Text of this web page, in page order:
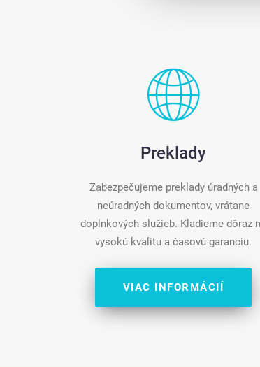
Preklady
Zabezpečujeme preklady úradných a
neúradných dokumentov, vrátane
doplnkových služieb. Kladieme dôraz
vysokú kvalitu a časovú garanciu.
VIAC INFORMÁCIÍ